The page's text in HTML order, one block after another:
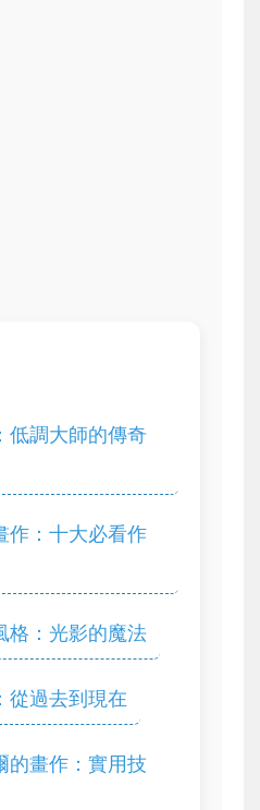
低調大師的傳奇
作：十大必看作
格：光影的魔法
從過去到現在
的畫作：實用技